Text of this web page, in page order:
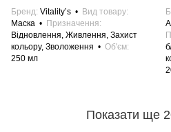
Бренд Vitality’s
Вид товару
Маска
Призначення
Відновлення, Живлення, Захист
кольору, Зволоження
Об'єм
250 мл
Показати ще